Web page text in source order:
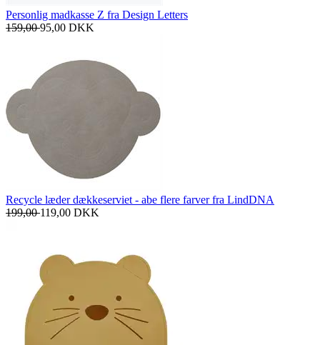
Personlig madkasse Z fra Design Letters
159,0095,00 DKK
Recycle læder dækkeserviet - abe flere farver fra LindDNA
199,00119,00 DKK